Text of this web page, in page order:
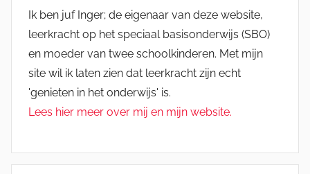
Ik ben juf Inger; de eigenaar van deze website,
leerkracht op het speciaal basisonderwijs (SBO)
en moeder van twee schoolkinderen. Met mijn
site wil ik laten zien dat leerkracht zijn echt
'genieten in het onderwijs' is.
Lees hier meer over mij en mijn website.